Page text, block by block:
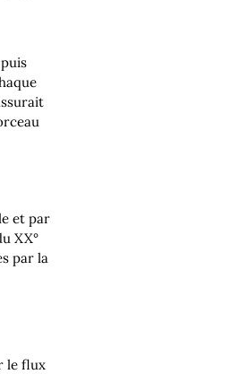
et par
XX°
par la
le flux